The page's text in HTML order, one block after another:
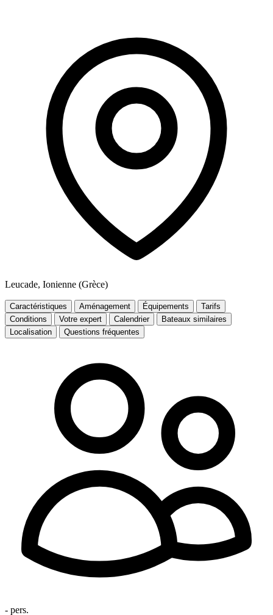
Leucade, Ionienne (Grèce)
Caractéristiques Aménagement Équipements
Tarifs
Conditions
Votre expert Calendrier
Bateaux similaires
Localisation
Questions fréquentes
- pers.